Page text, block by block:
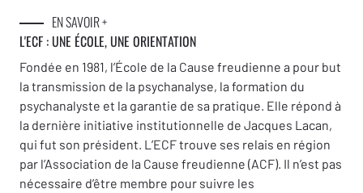
psychanalyse à la crise pandémique –
Domenico Cosenza
Faire silence, converser et désirer –Angelina
Harari
La solitude comme partenaire ECF –Laurent
Dupont
À l’improviste : une nouvelle page à écrire
EN SAVOIR +
L'ECF : UNE ÉCOLE, UNE ORIENTATION
Fondée en 1981, l’École de la Cause freudienne a pour but
la transmission de la psychanalyse, la formation du
psychanalyste et la garantie de sa pratique. Elle répond à
la dernière initiative institutionnelle de Jacques Lacan,
qui fut son président. L’ECF trouve ses relais en région
par l’Association de la Cause freudienne (ACF). Il n’est pas
nécessaire d’être membre pour suivre les